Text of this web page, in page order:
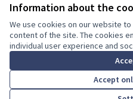
Information about the
We use cookies on our website
content of the site. The cookies
individual user experience and
Accept
Cookie settings
Site criado com